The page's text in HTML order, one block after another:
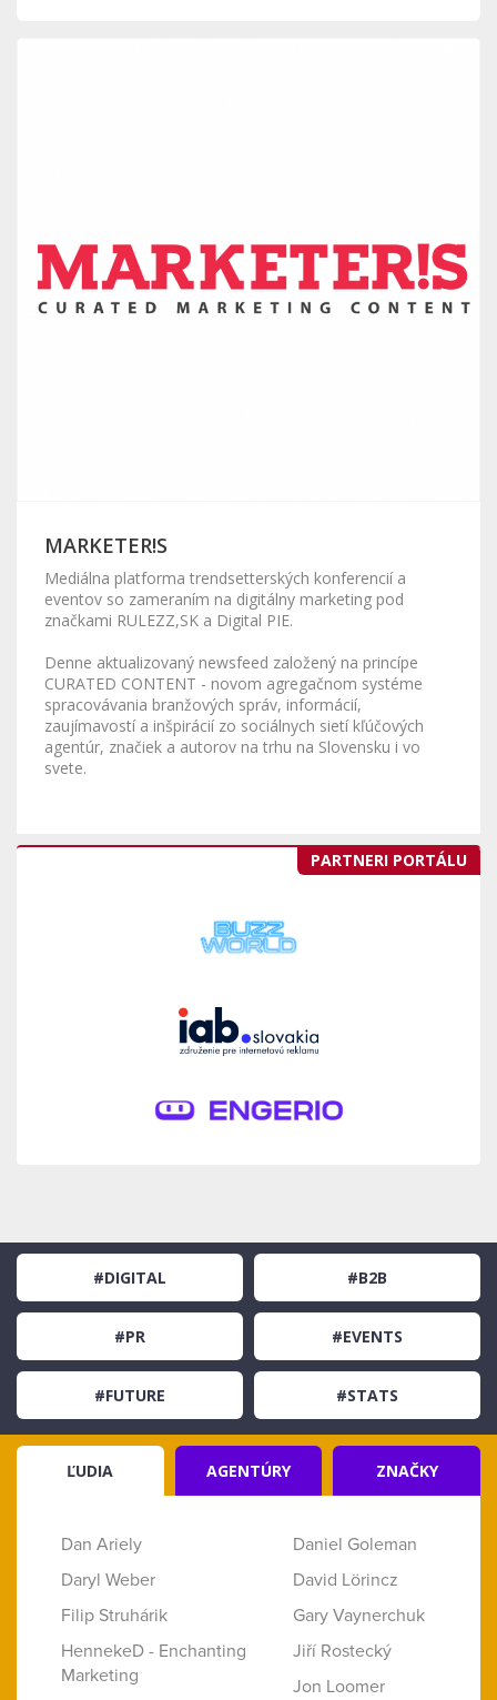
MARKETER!S
Mediálna platforma trendsetterských konferencií a
eventov so zameraním na digitálny marketing pod
značkami RULEZZ,SK a Digital PIE.
Denne aktualizovaný newsfeed založený na princípe
CURATED CONTENT - novom agregačnom systéme
spracovávania branžových správ, informácií,
zaujímavostí a inšpirácií zo sociálnych sietí kľúčových
agentúr, značiek a autorov na trhu na Slovensku i vo
svete.
PARTNERI PORTÁLU
#DIGITAL #B2B
#PR #EVENTS
#FUTURE #STATS
ĽUDIA AGENTÚRY ZNAČKY
Dan Ariely
Daniel Goleman
Daryl Weber
David Lörincz
Filip Struhárik
Gary Vaynerchuk
HennekeD - Enchanting
Marketing
Jiří Rostecký
Jon Loomer